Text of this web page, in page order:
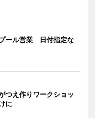
ール営業 日付指定な
つえ作りワークショッ
に